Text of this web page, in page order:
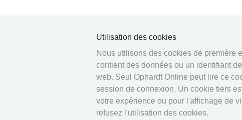
Utilisation des cookies
Nous utilisons des cookies de première
contient des données ou un identifiant
web. Seul Ophardt Online peut lire ce
session de connexion. Un cookie tiers
votre expérience ou pour l'affichage de
refusez l'utilisation des cookies.